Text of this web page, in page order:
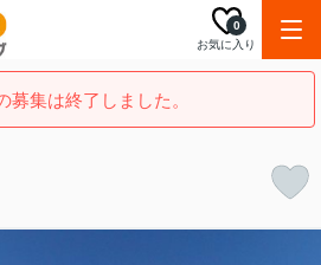
お気に入り
0
募集は終了しました。